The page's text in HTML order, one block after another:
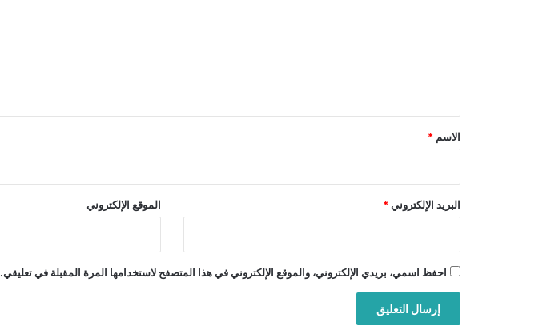
*
الاسم *
البريد الإلكتروني* الموقع الإلكتروني
احفظ اسمي، بريدي الإلكتروني، والموقع الإلكتروني في هذا المتصفح لاستخدامها المرة المقبلة في تعليقي.